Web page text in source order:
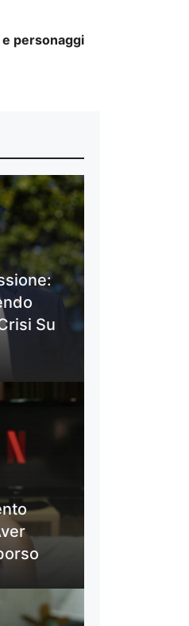
e personaggi
Su